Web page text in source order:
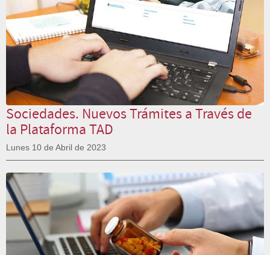
Sociedades. Nuevos Trámites a Través de
la Plataforma TAD
Lunes 10 de Abril de 2023